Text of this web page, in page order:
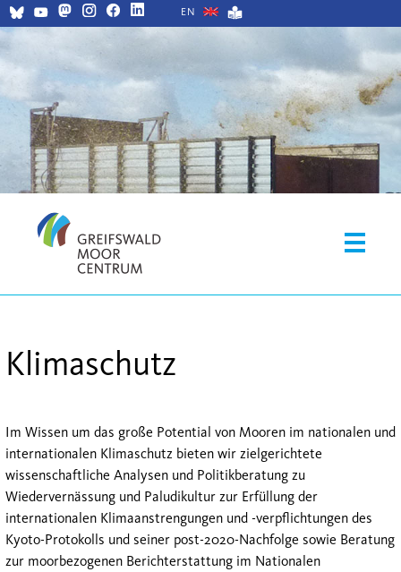
EN
Klimaschutz
Im Wissen um das große Potential von Mooren im nationalen und
internationalen Klimaschutz bieten wir zielgerichtete
wissenschaftliche Analysen und Politikberatung zu
Wiedervernässung und Paludikultur zur Erfüllung der
internationalen Klimaanstrengungen und -verpflichtungen des
Kyoto-Protokolls und seiner post-2020-Nachfolge sowie Beratung
zur moorbezogenen Berichterstattung im Nationalen